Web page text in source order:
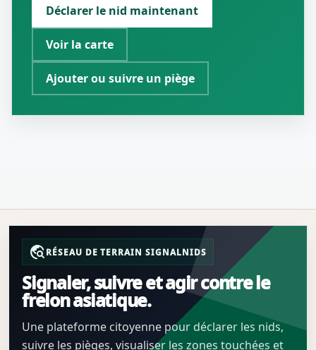
Déclarer le nid maintenant
Voir la carte
Ajouter ou suivre un piège
travel_exploreRÉSEAU DE TERRAIN SIGNALNIDS
Signaler, suivre et agir contre le
frelon asiatique.
Une plateforme citoyenne pour déclarer les nids,
suivre les pièges, visualiser les zones touchées et